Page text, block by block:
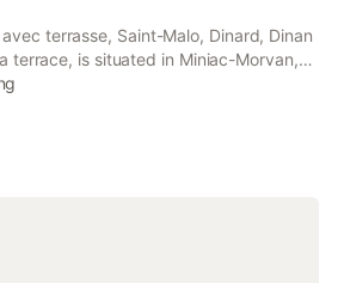
terrasse, Saint-Malo, Dinard, Dinan
terrace, is situated in Miniac-Morvan,
20 km from Palais du Grand Large,
Barrière Saint-Malo.